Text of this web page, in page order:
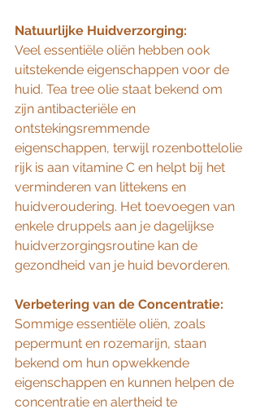
Natuurlijke Huidverzorging:
Veel essentiële oliën hebben ook
uitstekende eigenschappen voor de
huid. Tea tree olie staat bekend om
zijn antibacteriële en
ontstekingsremmende
eigenschappen, terwijl rozenbottelolie
rijk is aan vitamine C en helpt bij het
verminderen van littekens en
huidveroudering. Het toevoegen van
enkele druppels aan je dagelijkse
huidverzorgingsroutine kan de
gezondheid van je huid bevorderen.
Verbetering van de Concentratie:
Sommige essentiële oliën, zoals
pepermunt en rozemarijn, staan
bekend om hun opwekkende
eigenschappen en kunnen helpen de
concentratie en alertheid te